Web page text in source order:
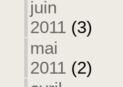
juin
2011 (3)
mai
2011 (2)